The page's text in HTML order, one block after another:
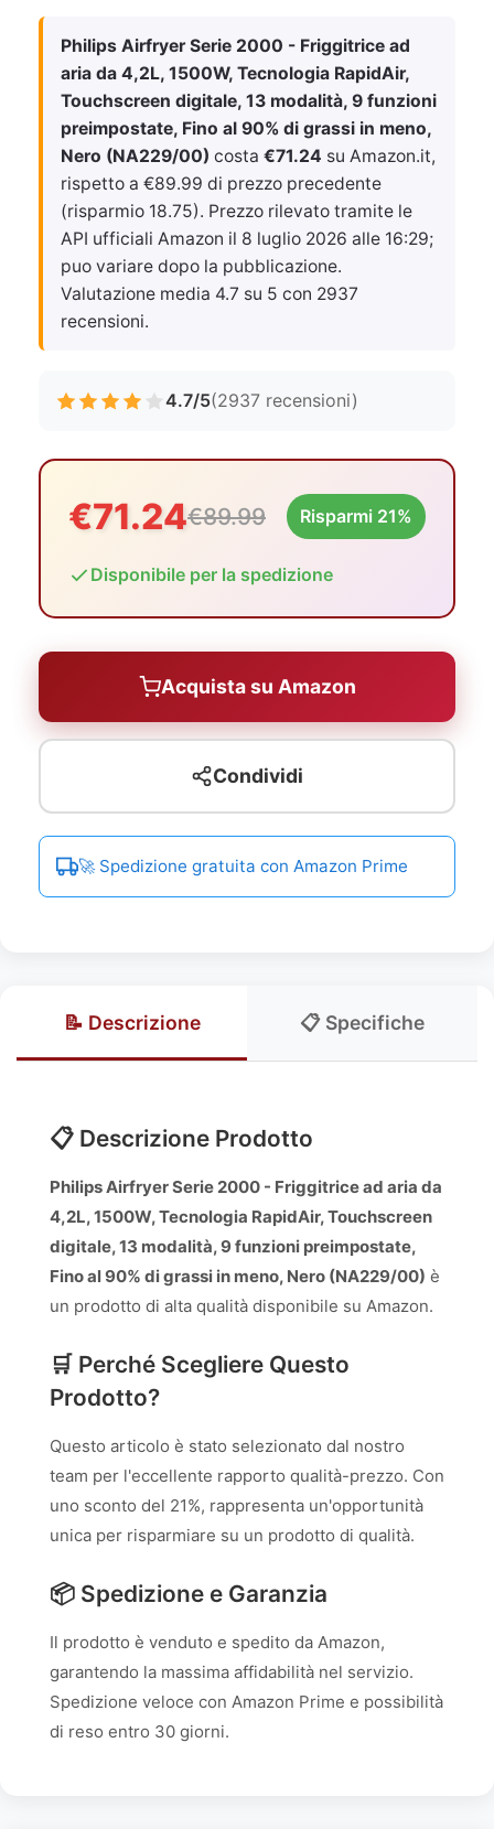
Philips Airfryer Serie 2000 - Friggitrice ad
aria da 4,2L, 1500W, Tecnologia RapidAir,
Touchscreen digitale, 13 modalità, 9 funzioni
preimpostate, Fino al 90% di grassi in meno,
Nero (NA229/00) costa €71.24 su Amazon.it,
rispetto a €89.99 di prezzo precedente
(risparmio 18.75). Prezzo rilevato tramite le
API ufficiali Amazon il 8 luglio 2026 alle 16:29;
puo variare dopo la pubblicazione.
Valutazione media 4.7 su 5 con 2937
recensioni.
4.7/5(2937 recensioni)
€71.24€89.99 Risparmi 21%
Disponibile per la spedizione
Acquista su Amazon
Condividi
🚀 Spedizione gratuita con Amazon Prime
📝 Descrizione 📋 Specifiche
📋 Descrizione Prodotto
Philips Airfryer Serie 2000 - Friggitrice ad aria da
4,2L, 1500W, Tecnologia RapidAir, Touchscreen
digitale, 13 modalità, 9 funzioni preimpostate,
Fino al 90% di grassi in meno, Nero (NA229/00) è
un prodotto di alta qualità disponibile su Amazon.
🛒 Perché Scegliere Questo
Prodotto?
Questo articolo è stato selezionato dal nostro
team per l'eccellente rapporto qualità-prezzo. Con
uno sconto del 21%, rappresenta un'opportunità
unica per risparmiare su un prodotto di qualità.
📦 Spedizione e Garanzia
Il prodotto è venduto e spedito da Amazon,
garantendo la massima affidabilità nel servizio.
Spedizione veloce con Amazon Prime e possibilità
di reso entro 30 giorni.